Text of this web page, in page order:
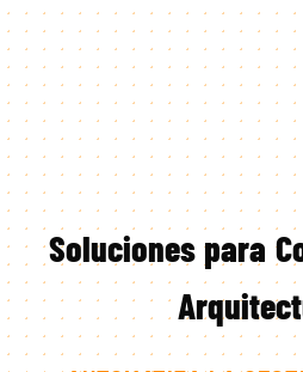
Soluciones para